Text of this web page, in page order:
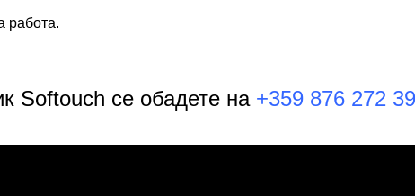
работа.
Softouch се обадете на +359 876 272